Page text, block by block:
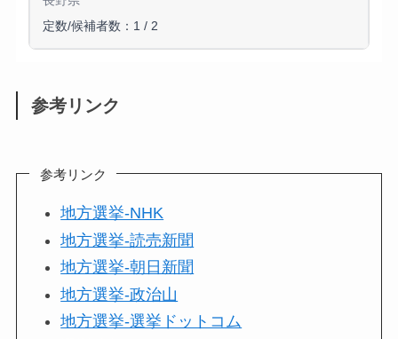
定数/候補者数：1 / 2
参考リンク
参考リンク
地方選挙-NHK
地方選挙-読売新聞
地方選挙-朝日新聞
地方選挙-政治山
地方選挙-選挙ドットコム